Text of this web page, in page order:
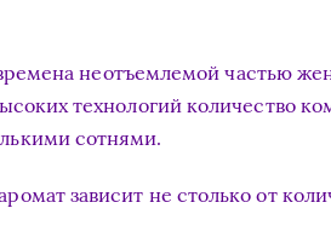
неотъемлемой частью
технологий количество
сотнями.
зависит не столько от